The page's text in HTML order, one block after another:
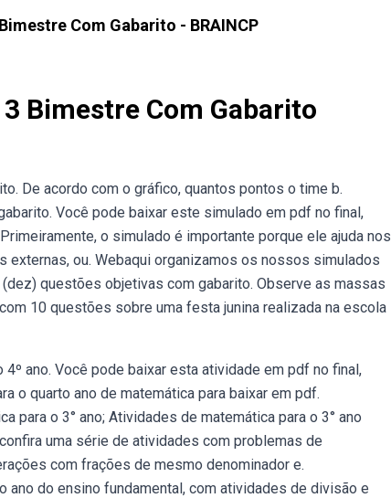
Com Gabarito - BRAINCP
Bimestre Com Gabarito
De acordo com o gráfico, quantos pontos o time b.
Você pode baixar este simulado em pdf no final,
o simulado é importante porque ele ajuda nos
externas, ou. Webaqui organizamos os nossos simulados
questões objetivas com gabarito. Observe as massas
10 questões sobre uma festa junina realizada na escola
ano. Você pode baixar esta atividade em pdf no final,
o quarto ano de matemática para baixar em pdf.
para o 3° ano; Atividades de matemática para o 3° ano
uma série de atividades com problemas de
com frações de mesmo denominador e.
ano do ensino fundamental, com atividades de divisão e